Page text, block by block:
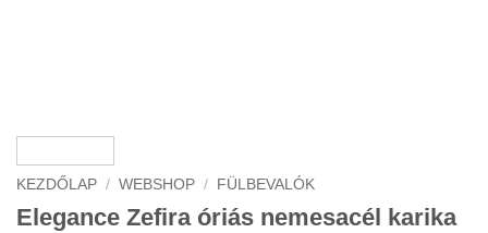
KEZDŐLAP / WEBSHOP / FÜLBEVALÓK
Elegance Zefira óriás nemesacél karika